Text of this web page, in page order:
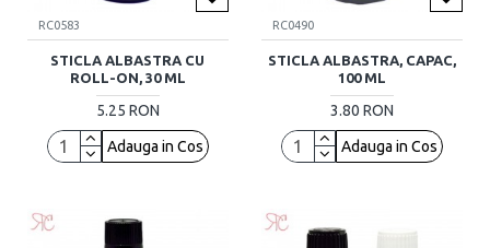
RC0583
STICLA ALBASTRA CU
ROLL-ON, 30 ML
5.25 RON
Adauga in Cos
RC0490
STICLA ALBASTRA, CAPAC,
100 ML
3.80 RON
Adauga in Cos